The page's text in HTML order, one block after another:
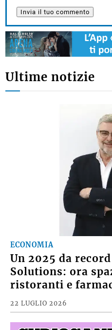
Ultime notizie
ECONOMIA
Un 2025 da
Solutions: ora
ristoranti e
22 LUGLIO 2026